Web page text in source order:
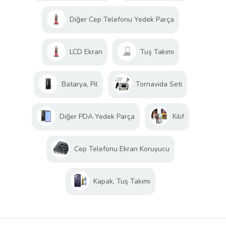
Diğer Cep Telefonu Yedek Parça
LCD Ekran Tuş Takımı
Batarya, Pil Tornavida Seti
Diğer PDA Yedek Parça Kılıf
Cep Telefonu Ekran Koruyucu
Kapak, Tuş Takımı